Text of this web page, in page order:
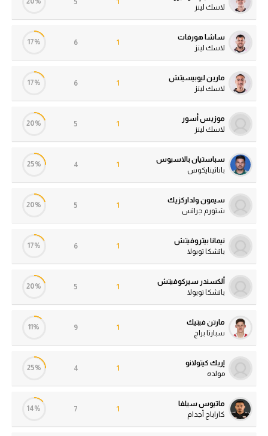
لاسك لينز
1
5
ساشا هورفات
لاسك لينز
1
6
17%
مارين ليوبيسيتش
لاسك لينز
1
6
17%
موزيس أسور
لاسك لينز
1
5
20%
سباستيان بالاسيوس
باناثينايكوس
1
4
25%
سيمون ولداركزيك
شتورم جراتس
1
5
20%
نيمانا بيتروفيتش
باتشكا توبولا
1
6
17%
ألكسندر سيركوفيتش
باتشكا توبولا
1
5
20%
مارتن فيتيك
سبارتا براج
1
9
11%
إريك كيتولانو
مولده
1
4
25%
ماتيوس سيلفا
كاراباج أجدام
1
7
14%